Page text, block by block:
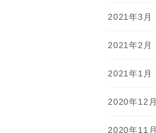
2021年3月
2021年2月
2021年1月
2020年12月
2020年11月